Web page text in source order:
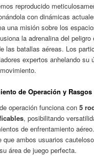
reproducido
con dinámicas
una misión sobre los
la adrenalina del
las batallas aéreas. Los
expertos anhelando su
de Operación y Rasgos
operación funciona con5
, posibilitando
de enfrentamiento
que ambos usuarios
área de juego perfecta.